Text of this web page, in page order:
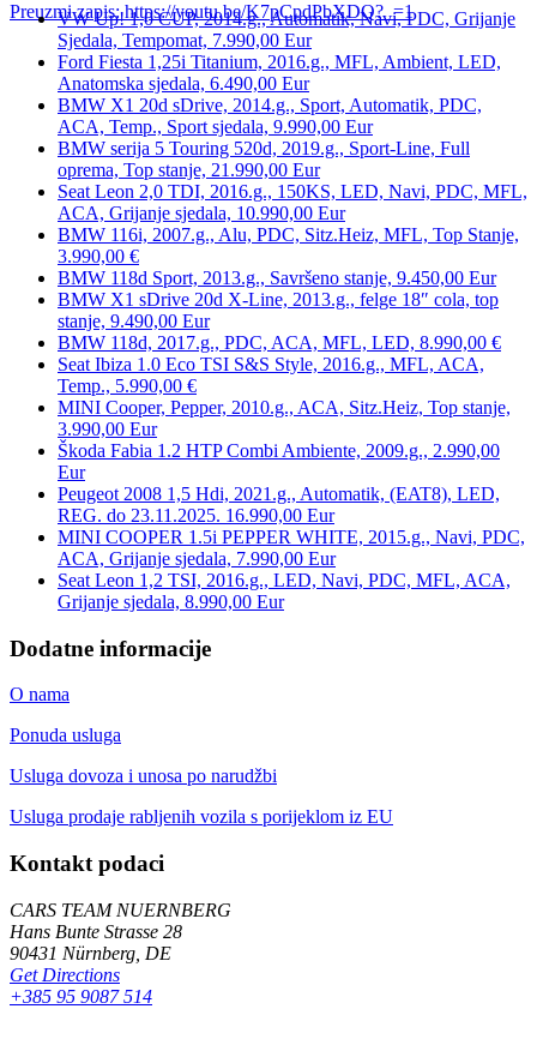
Preuzmi zapis: https://youtu.be/K7pCpdPbXDQ?_=1
VW Up! 1,0 CUP, 2014.g., Automatik, Navi, PDC, Grijanje
Sjedala, Tempomat, 7.990,00 Eur
Ford Fiesta 1,25i Titanium, 2016.g., MFL, Ambient, LED,
Anatomska sjedala, 6.490,00 Eur
BMW X1 20d sDrive, 2014.g., Sport, Automatik, PDC,
ACA, Temp., Sport sjedala, 9.990,00 Eur
BMW serija 5 Touring 520d, 2019.g., Sport-Line, Full
oprema, Top stanje, 21.990,00 Eur
Seat Leon 2,0 TDI, 2016.g., 150KS, LED, Navi, PDC, MFL,
ACA, Grijanje sjedala, 10.990,00 Eur
BMW 116i, 2007.g., Alu, PDC, Sitz.Heiz, MFL, Top Stanje,
3.990,00 €
BMW 118d Sport, 2013.g., Savršeno stanje, 9.450,00 Eur
BMW X1 sDrive 20d X-Line, 2013.g., felge 18″ cola, top
stanje, 9.490,00 Eur
BMW 118d, 2017.g., PDC, ACA, MFL, LED, 8.990,00 €
Seat Ibiza 1.0 Eco TSI S&S Style, 2016.g., MFL, ACA,
Temp., 5.990,00 €
MINI Cooper, Pepper, 2010.g., ACA, Sitz.Heiz, Top stanje,
3.990,00 Eur
Škoda Fabia 1.2 HTP Combi Ambiente, 2009.g., 2.990,00
Eur
Peugeot 2008 1,5 Hdi, 2021.g., Automatik, (EAT8), LED,
REG. do 23.11.2025. 16.990,00 Eur
MINI COOPER 1.5i PEPPER WHITE, 2015.g., Navi, PDC,
ACA, Grijanje sjedala, 7.990,00 Eur
Seat Leon 1,2 TSI, 2016.g., LED, Navi, PDC, MFL, ACA,
Grijanje sjedala, 8.990,00 Eur
Dodatne informacije
O nama
Ponuda usluga
Usluga dovoza i unosa po narudžbi
Usluga prodaje rabljenih vozila s porijeklom iz EU
Kontakt podaci
CARS TEAM NUERNBERG
Hans Bunte Strasse 28
90431 Nürnberg, DE
Get Directions
+385 95 9087 514